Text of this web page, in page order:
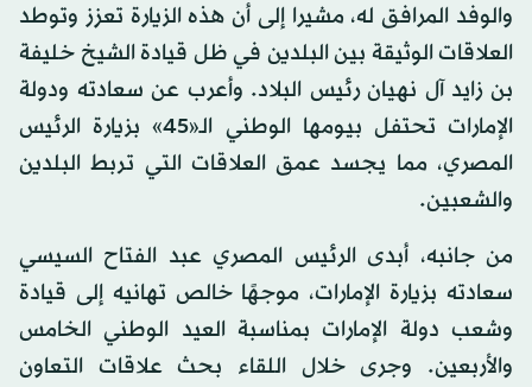
والوفد المرافق له، مشيرا إلى أن هذه الزيارة تعزز وتوطد
العلاقات الوثيقة بين البلدين في ظل قيادة الشيخ خليفة
بن زايد آل نهيان رئيس البلاد. وأعرب عن سعادته ودولة
الإمارات تحتفل بيومها الوطني الـ«45» بزيارة الرئيس
المصري، مما يجسد عمق العلاقات التي تربط البلدين
والشعبين.
من جانبه، أبدى الرئيس المصري عبد الفتاح السيسي
سعادته بزيارة الإمارات، موجهًا خالص تهانيه إلى قيادة
وشعب دولة الإمارات بمناسبة العيد الوطني الخامس
والأربعين. وجرى خلال اللقاء بحث علاقات التعاون